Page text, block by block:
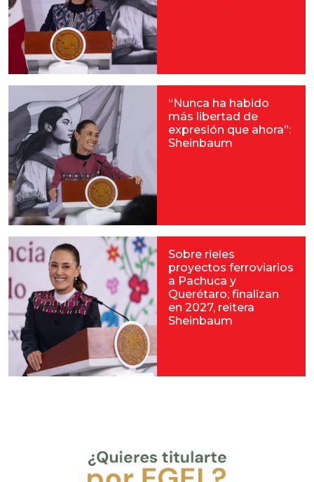
“Nunca ha habido
más libertad de
expresión que ahora”:
Sheinbaum
Sobre rieles
proyectos ferroviarios
a Pachuca y
Querétaro; finalizan
en 2027, reitera
Sheinbaum